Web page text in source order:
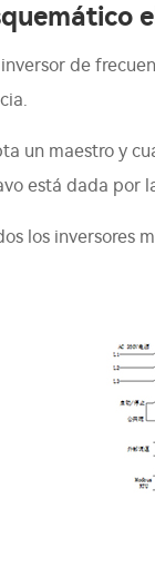
de
un maestro y
está dada por
los inversores